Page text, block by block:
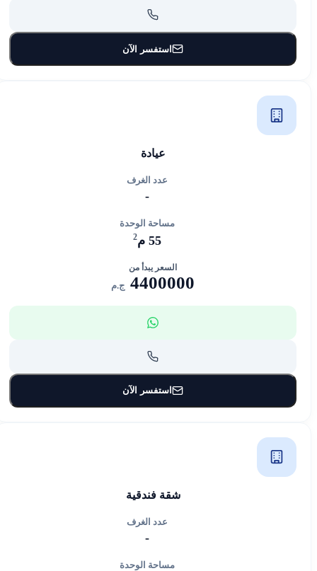
استفسر الآن
عيادة
عدد الغرف
مساحة الوحدة
55 م 2
السعر يبدأ من
4400000 ج.م
استفسر الآن
شقة فندقية
عدد الغرف
مساحة الوحدة